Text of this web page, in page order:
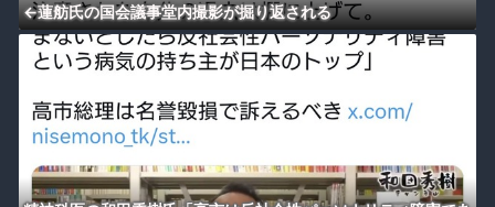
←蓮舫氏の国会議事堂内撮影が掘り返される